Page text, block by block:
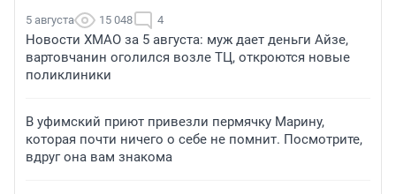
5 августа 15 048 4
Новости ХМАО за 5 августа: муж дает деньги Айзе,
вартовчанин оголился возле ТЦ, откроются новые
поликлиники
В уфимский приют привезли пермячку Марину,
которая почти ничего о себе не помнит. Посмотрите,
вдруг она вам знакома